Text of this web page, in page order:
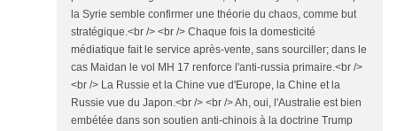
la Syrie semble confirmer une théorie du chaos, comme but
stratégique.<br /> <br /> Chaque fois la domesticité
médiatique fait le service après-vente, sans sourciller; dans le
cas Maidan le vol MH 17 renforce l'anti-russia primaire.<br />
<br /> La Russie et la Chine vue d'Europe, la Chine et la
Russie vue du Japon.<br /> <br /> Ah, oui, l'Australie est bien
embétée dans son soutien anti-chinois à la doctrine Trump